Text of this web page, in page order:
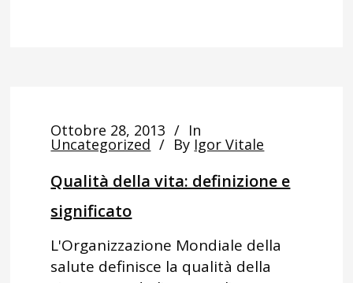
Ottobre 28, 2013 In
Uncategorized By Igor Vitale
Qualità della vita: definizione e
significato
L'Organizzazione Mondiale della
salute definisce la qualità della